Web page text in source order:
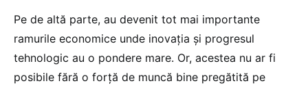
Pe de altă parte, au devenit tot mai importante
ramurile economice unde inovația și progresul
tehnologic au o pondere mare. Or, acestea nu ar fi
posibile fără o forță de muncă bine pregătită pe